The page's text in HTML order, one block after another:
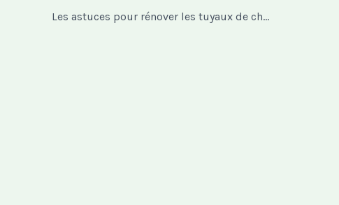
Les astuces pour rénover les tuyaux de chauffage au sol